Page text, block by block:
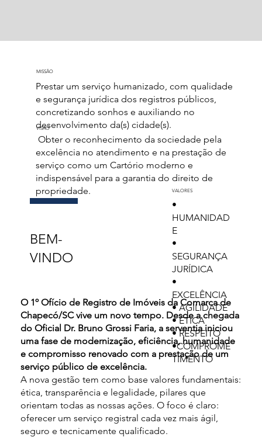
BEM-
VINDO
O 1º Ofício de Registro de Imóveis da Comarca de
Chapecó/SC vive um novo tempo. Desde a chegada
do Oficial Dr. Bruno Grossi Faria, a serventia iniciou
uma fase de modernização, eficiência, humanidade
e compromisso renovado com a prestação de um
serviço público de excelência.
A nova gestão tem como base valores fundamentais:
ética, transparência e legalidade, pilares que
orientam todas as nossas ações. O foco é claro:
oferecer um serviço registral cada vez mais ágil,
seguro e tecnicamente qualificado.
MISSÃO
Prestar um serviço humanizado, com qualidade
e segurança jurídica dos registros públicos,
concretizando sonhos e auxiliando no
desenvolvimento da(s) cidade(s).
VISÃO
Obter o reconhecimento da sociedade pela
excelência no atendimento e na prestação de
serviço como um Cartório moderno e
indispensável para a garantia do direito de
propriedade.
VALORES
•
HUMANIDAD
E
•
SEGURANÇA
JURÍDICA
•
EXCELÊNCIA
• AGILIDADE
• ÉTICA
• RESPEITO
•COMPROME
TIMENTO